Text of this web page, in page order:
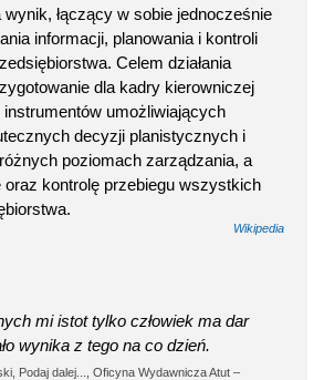
łączący w sobie jednocześnie
informacji, planowania i kontroli
Celem działania
dla kadry kierowniczej
instrumentów umożliwiających
decyzji planistycznych i
poziomach zarządzania, a
kontrolę przebiegu wszystkich
Wikipedia
mi istot tylko człowiek ma dar
wynika z tego na co dzień.
Podaj dalej..., Oficyna Wydawnicza Atut –